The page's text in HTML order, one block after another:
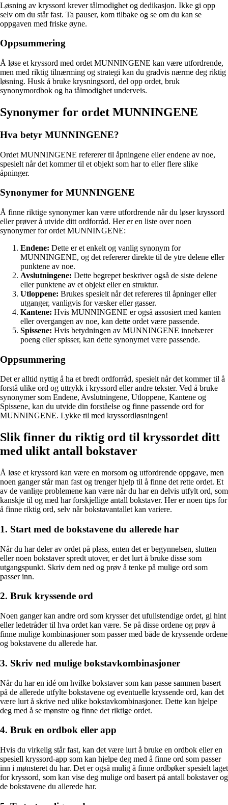
Løsning av kryssord krever tålmodighet og dedikasjon. Ikke gi opp
selv om du står fast. Ta pauser, kom tilbake og se om du kan se
oppgaven med friske øyne.
Oppsummering
Å løse et kryssord med ordet MUNNINGENE kan være utfordrende,
men med riktig tilnærming og strategi kan du gradvis nærme deg riktig
løsning. Husk å bruke krysningsord, del opp ordet, bruk
synonymordbok og ha tålmodighet underveis.
Synonymer for ordet MUNNINGENE
Hva betyr MUNNINGENE?
Ordet MUNNINGENE refererer til åpningene eller endene av noe,
spesielt når det kommer til et objekt som har to eller flere slike
åpninger.
Synonymer for MUNNINGENE
Å finne riktige synonymer kan være utfordrende når du løser kryssord
eller prøver å utvide ditt ordforråd. Her er en liste over noen
synonymer for ordet MUNNINGENE:
Endene: Dette er et enkelt og vanlig synonym for
MUNNINGENE, og det refererer direkte til de ytre delene eller
punktene av noe.
Avslutningene: Dette begrepet beskriver også de siste delene
eller punktene av et objekt eller en struktur.
Utloppene: Brukes spesielt når det refereres til åpninger eller
utganger, vanligvis for væsker eller gasser.
Kantene: Hvis MUNNINGENE er også assosiert med kanten
eller overgangen av noe, kan dette ordet være passende.
Spissene: Hvis betydningen av MUNNINGENE innebærer
poeng eller spisser, kan dette synonymet være passende.
Oppsummering
Det er alltid nyttig å ha et bredt ordforråd, spesielt når det kommer til å
forstå ulike ord og uttrykk i kryssord eller andre tekster. Ved å bruke
synonymer som Endene, Avslutningene, Utloppene, Kantene og
Spissene, kan du utvide din forståelse og finne passende ord for
MUNNINGENE. Lykke til med kryssordløsningen!
Slik finner du riktig ord til kryssordet ditt
med ulikt antall bokstaver
Å løse et kryssord kan være en morsom og utfordrende oppgave, men
noen ganger står man fast og trenger hjelp til å finne det rette ordet. Et
av de vanlige problemene kan være når du har en delvis utfylt ord, som
kanskje til og med har forskjellige antall bokstaver. Her er noen tips for
å finne riktig ord, selv når bokstavantallet kan variere.
1. Start med de bokstavene du allerede har
Når du har deler av ordet på plass, enten det er begynnelsen, slutten
eller noen bokstaver spredt utover, er det lurt å bruke disse som
utgangspunkt. Skriv dem ned og prøv å tenke på mulige ord som
passer inn.
2. Bruk kryssende ord
Noen ganger kan andre ord som krysser det ufullstendige ordet, gi hint
eller ledetråder til hva ordet kan være. Se på disse ordene og prøv å
finne mulige kombinasjoner som passer med både de kryssende ordene
og bokstavene du allerede har.
3. Skriv ned mulige bokstavkombinasjoner
Når du har en idé om hvilke bokstaver som kan passe sammen basert
på de allerede utfylte bokstavene og eventuelle kryssende ord, kan det
være lurt å skrive ned ulike bokstavkombinasjoner. Dette kan hjelpe
deg med å se mønstre og finne det riktige ordet.
4. Bruk en ordbok eller app
Hvis du virkelig står fast, kan det være lurt å bruke en ordbok eller en
spesiell kryssord-app som kan hjelpe deg med å finne ord som passer
inn i mønsteret du har. Det er også mulig å finne ordbøker spesielt laget
for kryssord, som kan vise deg mulige ord basert på antall bokstaver og
de bokstavene du allerede har.